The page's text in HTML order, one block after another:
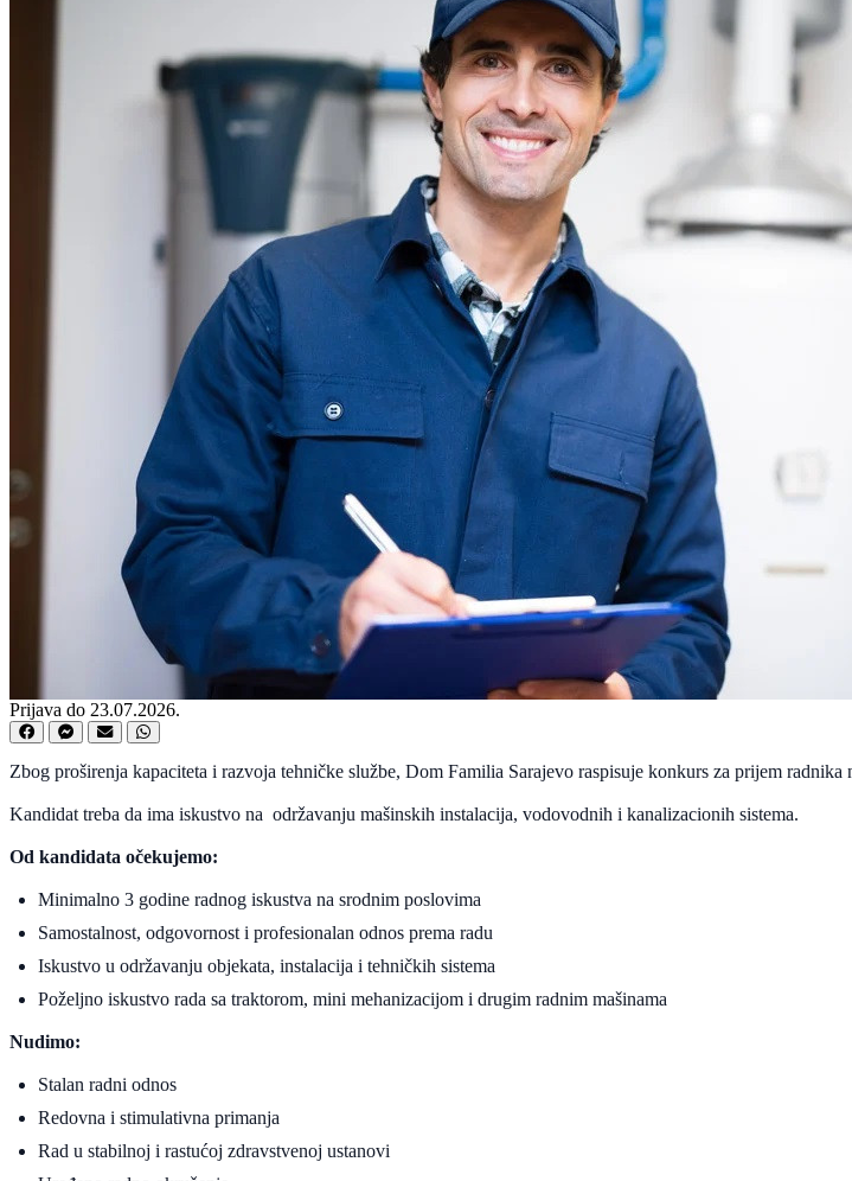
Prijava do 23.07.2026.
Zbog proširenja kapaciteta i razvoja tehničke službe, Dom Familia Sarajevo raspisuje konkurs za prijem radnika
Kandidat treba da ima iskustvo na održavanju mašinskih instalacija, vodovodnih i kanalizacionih sistema.
Od kandidata očekujemo:
Minimalno 3 godine radnog iskustva na srodnim poslovima
Samostalnost, odgovornost i profesionalan odnos prema radu
Iskustvo u održavanju objekata, instalacija i tehničkih sistema
Poželjno iskustvo rada sa traktorom, mini mehanizacijom i drugim radnim mašinama
Nudimo:
Stalan radni odnos
Redovna i stimulativna primanja
Rad u stabilnoj i rastućoj zdravstvenoj ustanovi